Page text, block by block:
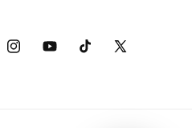
Instagramyoutubetiktok
X